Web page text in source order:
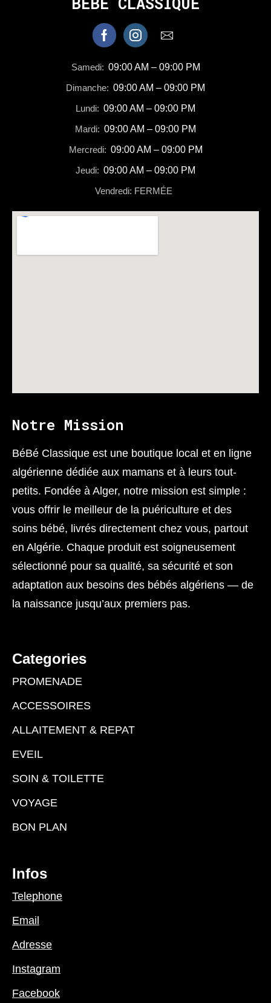
Samedi: 09:00 AM – 09:00 PM
Dimanche: 09:00 AM – 09:00 PM
Lundi: 09:00 AM – 09:00 PM
Mardi: 09:00 AM – 09:00 PM
Mercredi: 09:00 AM – 09:00 PM
Jeudi: 09:00 AM – 09:00 PM
Vendredi: FERMÉE
Notre Mission
BéBé Classique est une boutique local et en ligne
algérienne dédiée aux mamans et à leurs tout-
petits. Fondée à Alger, notre mission est simple :
vous offrir le meilleur de la puériculture et des
soins bébé, livrés directement chez vous, partout
en Algérie. Chaque produit est soigneusement
sélectionné pour sa qualité, sa sécurité et son
adaptation aux besoins des bébés algériens — de
la naissance jusqu’aux premiers pas.
Categories
PROMENADE
ACCESSOIRES
ALLAITEMENT & REPAT
EVEIL
SOIN & TOILETTE
VOYAGE
BON PLAN
Infos
Telephone
Email
Adresse
Instagram
Facebook